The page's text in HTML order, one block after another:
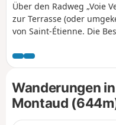
Über den Radweg „Voie
zur Terrasse (oder
von Saint-Étienne. Die
ungeeignet. All dies sind
Wanderung mit einer
möglich, sie in zwei Teile
Couriot Halt macht. Die
Route/Beschreibung vom
die neue
Wanderungen
Montaud